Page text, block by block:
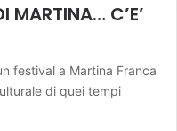
MARTINA… C’E’
festival a Martina Franca
di quei tempi